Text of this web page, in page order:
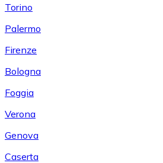
Torino
Palermo
Firenze
Bologna
Foggia
Verona
Genova
Caserta